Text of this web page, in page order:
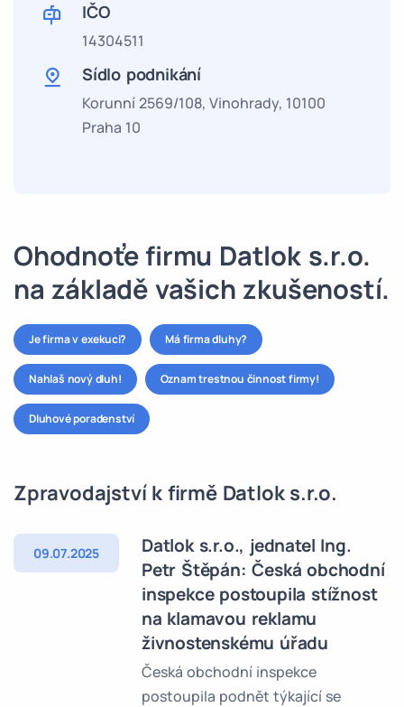
IČO
14304511
Sídlo podnikání
Korunní 2569/108, Vinohrady, 10100
Praha 10
Ohodnoťe firmu Datlok s.r.o.
na základě vašich zkušeností.
Je firma v exekuci? Má firma dluhy?
Nahlaš nový dluh! Oznam trestnou činnost firmy!
Dluhové poradenství
Zpravodajství k firmě Datlok s.r.o.
09.07.2025
Datlok s.r.o., jednatel Ing.
Petr Štěpán: Česká obchodní
inspekce postoupila stížnost
na klamavou reklamu
živnostenskému úřadu
Česká obchodní inspekce
postoupila podnět týkající se